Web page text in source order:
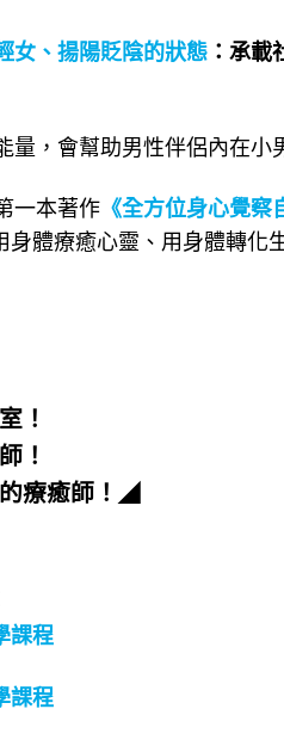
女、揚陽貶陰的狀態：承載
，會幫助男性伴侶內在小
一本著作《全方位身心覺察
體療癒心靈、用身體轉化
！
！
療癒師！ ◢
課程
課程